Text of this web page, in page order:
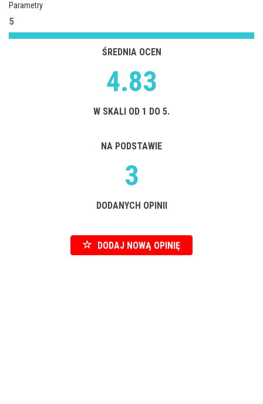
Parametry
5
ŚREDNIA OCEN
4.83
W SKALI OD 1 DO 5.
NA PODSTAWIE
3
DODANYCH OPINII
DODAJ NOWĄ OPINIĘ